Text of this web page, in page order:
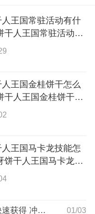
王国常驻活动有什
干人王国常驻活动详
王国金桂饼干怎么
干人王国金桂饼干强
王国马卡龙技能怎
饼干人王国马卡龙技
冲呀饼干人王国通行证怎么快速获得 冲呀饼干人王国通行证获得途径详解 01/03